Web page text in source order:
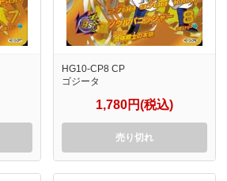
HG10-CP8 CP
ゴジータ
1,780円(税込)
売り切れ